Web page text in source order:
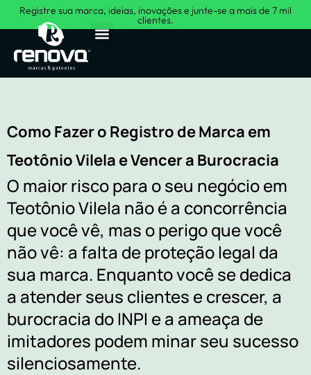
Registre sua marca, ideias, inovações e junte-se a mais de 7 mil
clientes.
Como Fazer o Registro de Marca em
Teotônio Vilela e Vencer a Burocracia
O maior risco para o seu negócio em
Teotônio Vilela não é a concorrência
que você vê, mas o perigo que você
não vê: a falta de proteção legal da
sua marca. Enquanto você se dedica
a atender seus clientes e crescer, a
burocracia do INPI e a ameaça de
imitadores podem minar seu sucesso
silenciosamente.